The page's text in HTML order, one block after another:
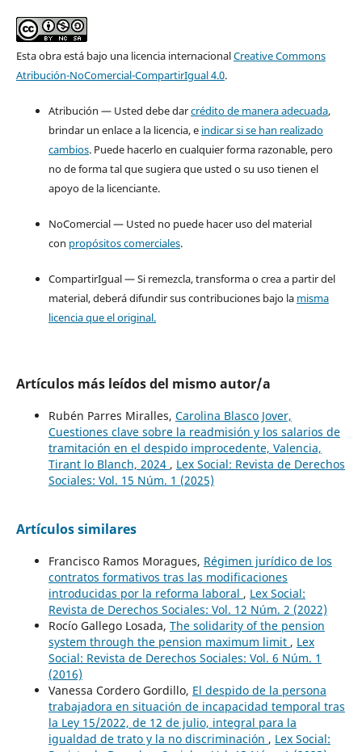
Esta obra está bajo una licencia internacionalCreative Commons
Atribución-NoComercial-CompartirIgual 4.0.
Atribución — Usted debe darcrédito de manera adecuada,
brindar un enlace a la licencia, e indicar si se han realizado
cambios. Puede hacerlo en cualquier forma razonable, pero
no de forma tal que sugiera que usted o su uso tienen el
apoyo de la licenciante.
NoComercial — Usted no puede hacer uso del material
con propósitos comerciales.
CompartirIgual — Si remezcla, transforma o crea a partir del
material, deberá difundir sus contribuciones bajo la misma
licencia que el original.
Artículos más leídos del mismo autor/a
Rubén Parres Miralles, Carolina Blasco Jover,
Cuestiones clave sobre la readmisión y los salarios de
tramitación en el despido improcedente, Valencia,
Tirant lo Blanch, 2024 , Lex Social: Revista de Derechos
Sociales: Vol. 15 Núm. 1 (2025)
Artículos similares
Francisco Ramos Moragues, Régimen jurídico de los
contratos formativos tras las modificaciones
introducidas por la reforma laboral , Lex Social:
Revista de Derechos Sociales: Vol. 12 Núm. 2 (2022)
Rocío Gallego Losada, The solidarity of the pension
system through the pension maximum limit , Lex
Social: Revista de Derechos Sociales: Vol. 6 Núm. 1
(2016)
Vanessa Cordero Gordillo, El despido de la persona
trabajadora en situación de incapacidad temporal tras
la Ley 15/2022, de 12 de julio, integral para la
igualdad de trato y la no discriminación , Lex Social: